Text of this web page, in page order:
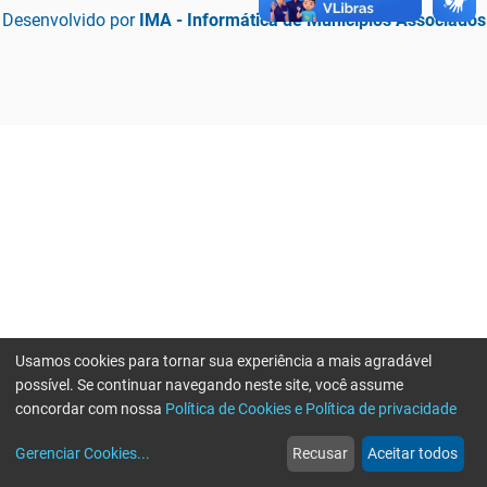
Desenvolvido por IMA - Informática de Municípios Associados
web
Notícias
more_horiz
Mais
Usamos cookies para tornar sua experiência a mais agradável
possível. Se continuar navegando neste site, você assume
concordar com nossa Política de Cookies e Política de privacidade
Gerenciar Cookies... Recusar Aceitar todos
Erro ao enviar informações, por favor tente novamente